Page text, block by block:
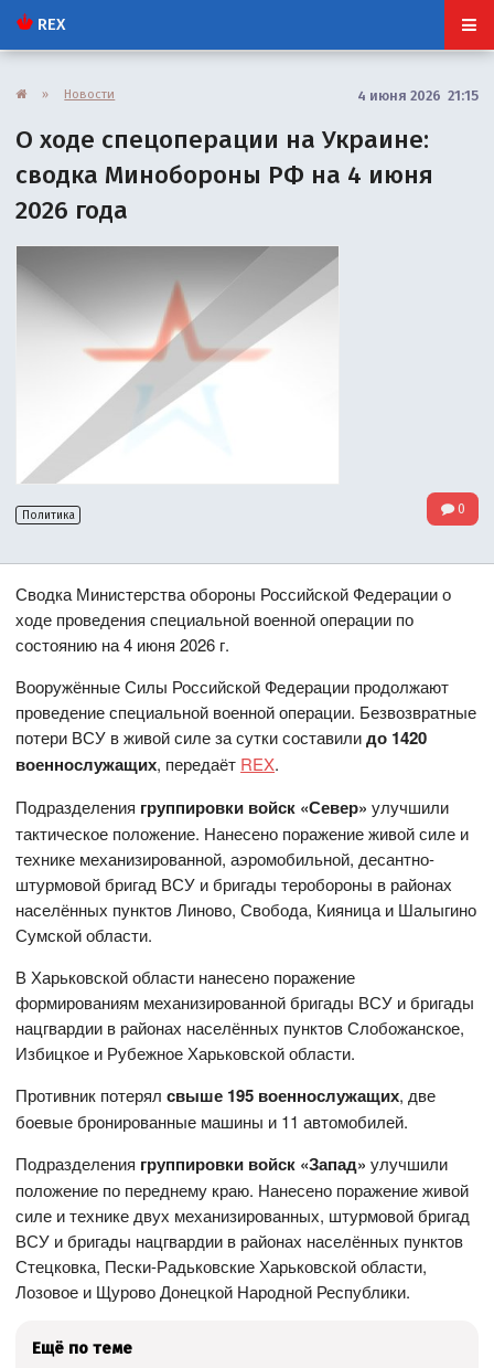
REX
» Новости 4 июня 2026 21:15
О ходе спецоперации на Украине:
сводка Минобороны РФ на 4 июня
2026 года
Политика 0
Сводка Министерства обороны Российской Федерации о
ходе проведения специальной военной операции по
состоянию на 4 июня 2026 г.
Вооружённые Силы Российской Федерации продолжают
проведение специальной военной операции. Безвозвратные
потери ВСУ в живой силе за сутки составилидо 1420
военнослужащих, передаёт REX.
Подразделения группировки войск «Север» улучшили
тактическое положение. Нанесено поражение живой силе и
технике механизированной, аэромобильной, десантно-
штурмовой бригад ВСУ и бригады теробороны в районах
населённых пунктов Линово, Свобода, Кияница и Шалыгино
Сумской области.
В Харьковской области нанесено поражение
формированиям механизированной бригады ВСУ и бригады
нацгвардии в районах населённых пунктов Слобожанское,
Избицкое и Рубежное Харьковской области.
Противник потерялсвыше 195 военнослужащих, две
боевые бронированные машины и 11 автомобилей.
Подразделения группировки войск «Запад» улучшили
положение по переднему краю. Нанесено поражение живой
силе и технике двух механизированных, штурмовой бригад
ВСУ и бригады нацгвардии в районах населённых пунктов
Стецковка, Пески-Радьковские Харьковской области,
Лозовое и Щурово Донецкой Народной Республики.
Ещё по теме